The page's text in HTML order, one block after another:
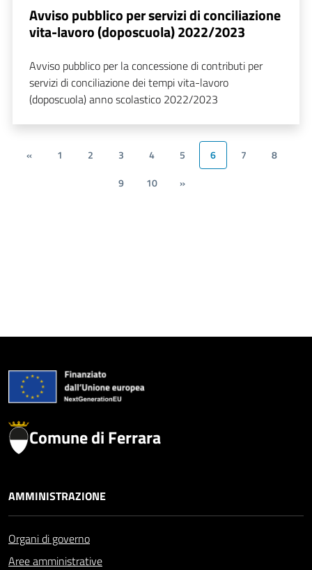
Avviso pubblico per servizi di conciliazione
vita-lavoro (doposcuola) 2022/2023
Avviso pubblico per la concessione di contributi per
servizi di conciliazione dei tempi vita-lavoro
(doposcuola) anno scolastico 2022/2023
« 1 2 3 4 5 6 7
8
9
10 »
Comune di Ferrara
AMMINISTRAZIONE
Organi di governo
Aree amministrative